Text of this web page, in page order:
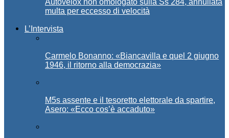
Autovelox non omologato sulla Ss 284, annullata
multa per eccesso di velocità
L’Intervista
Carmelo Bonanno: «Biancavilla e quel 2 giugno
1946, il ritorno alla democrazia»
M5s assente e il tesoretto elettorale da spartire,
Asero: «Ecco cos’è accaduto»